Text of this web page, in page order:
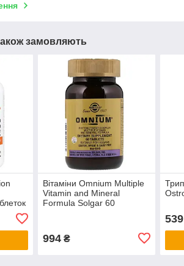
замовляють
Вітаміни Omnium Multiple
Vitamin and Mineral
Formula Solgar 60
994₴
539